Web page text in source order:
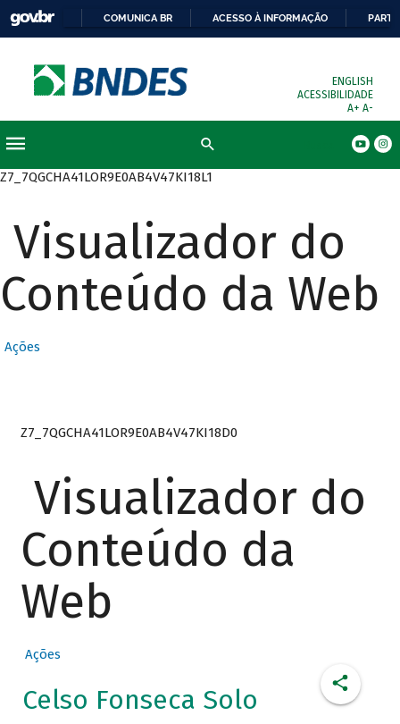
COMUNICA BR ACESSO À INFORMAÇÃO
ENGLISH
ACESSIBILIDADE
A+ A-
Z7_7QGCHA41LOR9E0AB4V47KI18L1
Visualizador do
Conteúdo da Web
Ações
Z7_7QGCHA41LOR9E0AB4V47KI18D0
Visualizador do
Conteúdo da
Web
Ações
Celso Fonseca Solo